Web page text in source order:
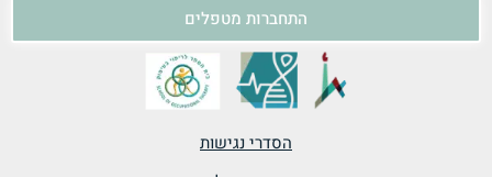
התחברות מטפלים
הסדרי נגישות